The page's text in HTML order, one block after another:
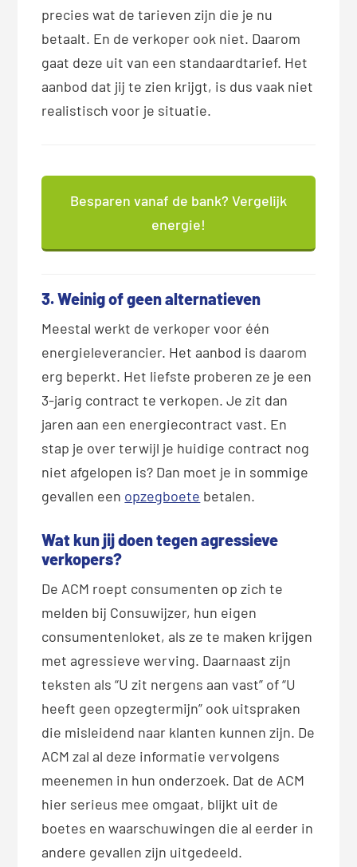
precies wat de tarieven zijn die je nu
betaalt. En de verkoper ook niet. Daarom
gaat deze uit van een standaardtarief. Het
aanbod dat jij te zien krijgt, is dus vaak niet
realistisch voor je situatie.
Besparen vanaf de bank? Vergelijk
energie!
3. Weinig of geen alternatieven
Meestal werkt de verkoper voor één
energieleverancier. Het aanbod is daarom
erg beperkt. Het liefste proberen ze je een
3-jarig contract te verkopen. Je zit dan
jaren aan een energiecontract vast. En
stap je over terwijl je huidige contract nog
niet afgelopen is? Dan moet je in sommige
gevallen een opzegboete betalen.
Wat kun jij doen tegen agressieve
verkopers?
De ACM roept consumenten op zich te
melden bij Consuwijzer, hun eigen
consumentenloket, als ze te maken krijgen
met agressieve werving. Daarnaast zijn
teksten als “U zit nergens aan vast” of “U
heeft geen opzegtermijn” ook uitspraken
die misleidend naar klanten kunnen zijn. De
ACM zal al deze informatie vervolgens
meenemen in hun onderzoek. Dat de ACM
hier serieus mee omgaat, blijkt uit de
boetes en waarschuwingen die al eerder in
andere gevallen zijn uitgedeeld.